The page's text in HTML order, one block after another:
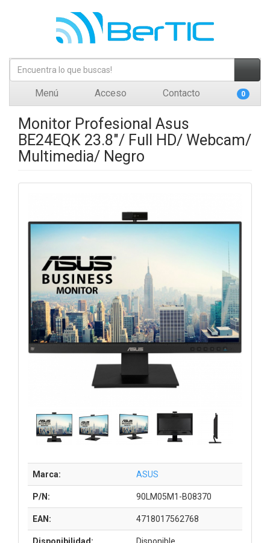
Menú Acceso Contacto 0
Monitor Profesional Asus
BE24EQK 23.8"/ Full HD/ Webcam/
Multimedia/ Negro
Marca: ASUS
P/N: 90LM05M1-B08370
EAN: 4718017562768
Disponibilidad: Disponible